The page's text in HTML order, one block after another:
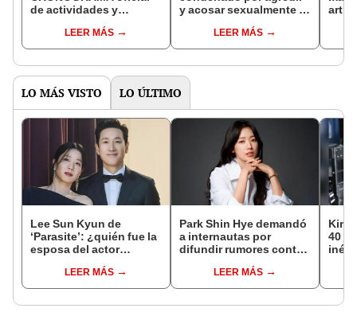
de actividades y
décimo aniversario
LEER MÁS
y acosar sexualmente a
LEER MÁS
LO MÁS VISTO LO ÚLTIMO
Lee Sun Kyun de
‘Parasite’: ¿quién fue la
esposa del actor
los 48 años?
LEER MÁS
Park Shin Hye demandó
a internautas por
difundir rumores contra
LEER MÁS
Kim
40